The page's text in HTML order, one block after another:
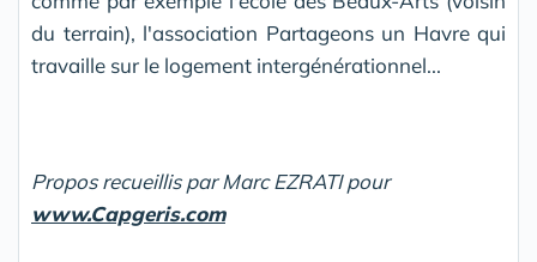
du terrain), l'association Partageons un Havre qui
travaille sur le logement intergénérationnel...
Propos recueillis par Marc EZRATI pour
www.Capgeris.com